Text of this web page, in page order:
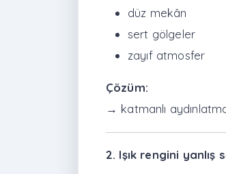
düz mekân
sert gölgeler
zayıf atmosfer
Çözüm:
→ katmanlı
2. Işık rengini yanlış